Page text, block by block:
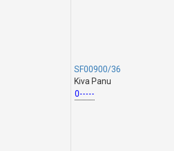
SF00900/36
Kiva Panu
0-----